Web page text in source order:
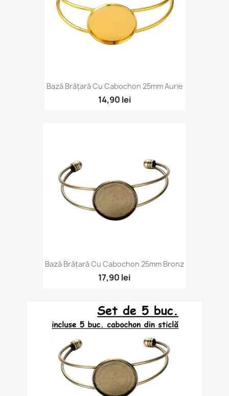
Bază Brățară Cu Cabochon 25mm Aurie
14,90 lei
Bază Brățară Cu Cabochon 25mm Bronz
17,90 lei